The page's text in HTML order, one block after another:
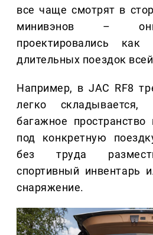
все чаще смотрят в
минивэнов –
проектировались как
длительных поездок
Например, в JAC RF8
легко складывается,
багажное
под конкретную
без труда
спортивный инвентарь
снаряжение.